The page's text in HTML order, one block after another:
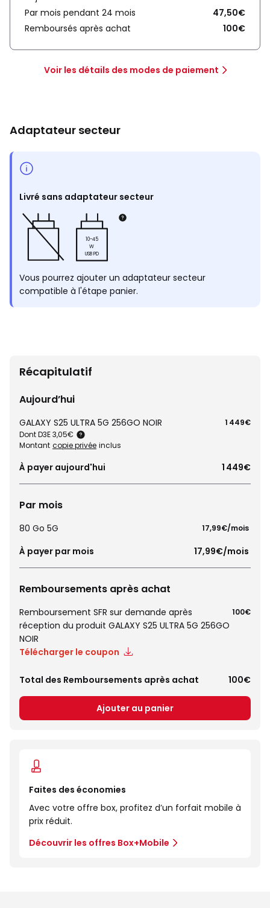
Par mois pendant 24 mois
47,50€
Remboursés après achat
100€
Voir les détails des modes de paiement
Adaptateur secteur
Livré sans adaptateur secteur
10-45
W
USB PD
Vous pourrez ajouter un adaptateur secteur
compatible à l'étape panier.
Récapitulatif
Aujourd’hui
GALAXY S25 ULTRA 5G 256GO NOIR
Dont D3E 3,05€
Montant copie privée inclus
1 449€
À payer aujourd'hui 1 449€
Par mois
80 Go 5G 17,99€/mois
À payer par mois 17,99€/mois
Remboursements après achat
Remboursement SFR sur demande après
réception du produit GALAXY S25 ULTRA 5G 256GO
NOIR
Télécharger le coupon
100€
Total des Remboursements après achat 100€
Ajouter au panier
Faites des économies
Avec votre offre box, profitez d’un forfait mobile à
prix réduit.
Découvrir les offres Box+Mobile